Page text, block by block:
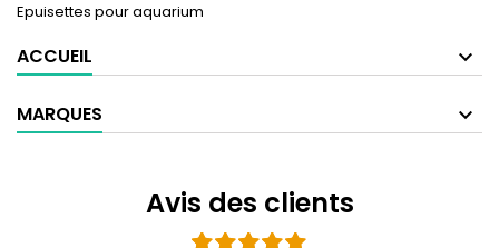
Epuisettes pour aquarium
ACCUEIL
MARQUES
Avis des clients